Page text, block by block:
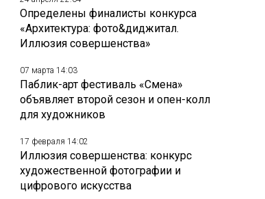
Определены финалисты конкурса
«Архитектура: фото&диджитал.
Иллюзия совершенства»
07 марта 14:03
Паблик-арт фестиваль «Смена»
объявляет второй сезон и опен-колл
для художников
17 февраля 14:02
Иллюзия совершенства: конкурс
художественной фотографии и
цифрового искусства